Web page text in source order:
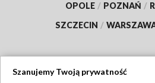
OPOLE / POZNAŃ /
SZCZECIN /
Szanujemy Twoją prywatność